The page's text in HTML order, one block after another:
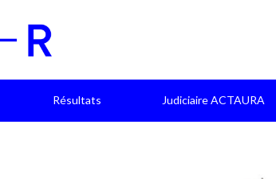
Résultats Judiciaire ACTAURA